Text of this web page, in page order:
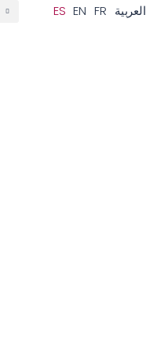
ES EN FR العربية